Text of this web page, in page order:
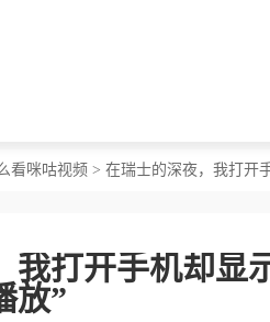
看咪咕视频 > 在瑞士的深夜，我打开
我打开手机却显
放”